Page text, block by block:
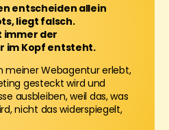
entscheiden allein
liegt falsch.
immer der
im Kopf entsteht.
meiner Webagentur erlebt,
gesteckt wird und
ausbleiben, weil das, was
nicht das widerspiegelt,